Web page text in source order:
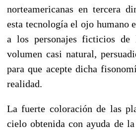
norteamericanas en tercera
esta tecnología el ojo humano
a los personajes ficticios
volumen casi natural,
para que acepte dicha
realidad.
La fuerte coloración de las
cielo obtenida con ayuda de